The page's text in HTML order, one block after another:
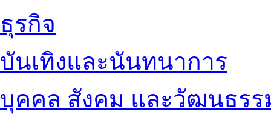
ธุรกิจ
บันเทิงและนันทนาการ
บุคคล สังคม และวัฒนธรร